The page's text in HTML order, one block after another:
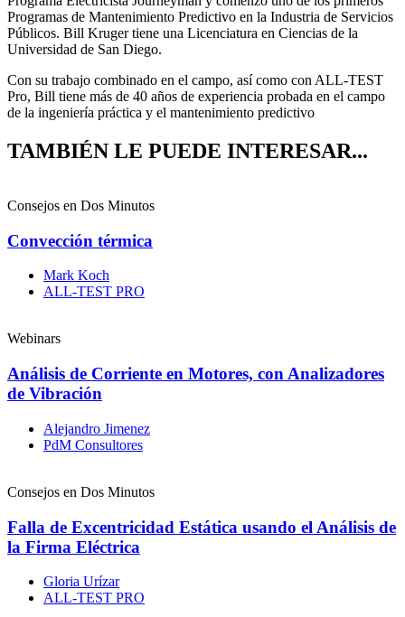
Programas de Mantenimiento Predictivo en la Industria de Servicios
Públicos. Bill Kruger tiene una Licenciatura en Ciencias de la
Universidad de San Diego.
Con su trabajo combinado en el campo, así como con ALL-TEST
Pro, Bill tiene más de 40 años de experiencia probada en el campo
de la ingeniería práctica y el mantenimiento predictivo
TAMBIÉN LE PUEDE INTERESAR...
Consejos en Dos Minutos
Convección térmica
Mark Koch
ALL-TEST PRO
Webinars
Análisis de Corriente en Motores, con Analizadores
de Vibración
Alejandro Jimenez
PdM Consultores
Consejos en Dos Minutos
Falla de Excentricidad Estática usando el Análisis de
la Firma Eléctrica
Gloria Urízar
ALL-TEST PRO